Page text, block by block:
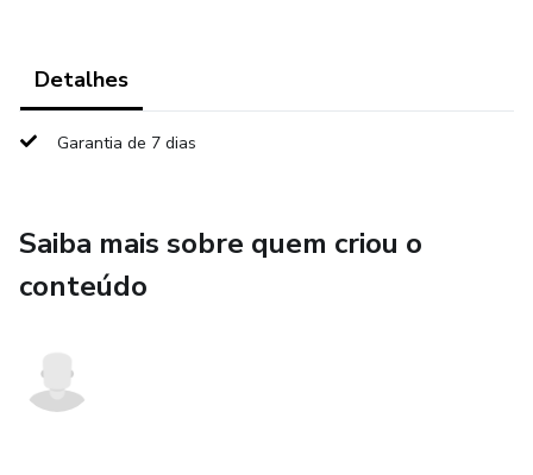
Detalhes
Garantia de 7 dias
Saiba mais sobre quem criou o
conteúdo